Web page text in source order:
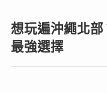
想玩遍沖繩北
最強選擇